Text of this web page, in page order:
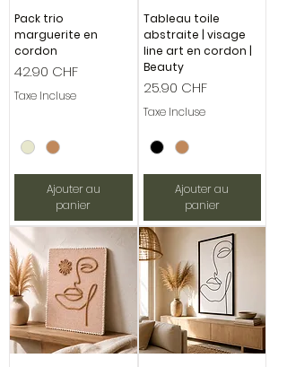
Pack trio
marguerite en
cordon
Prix
42.90 CHF
Taxe Incluse
Ajouter au
panier
Tableau toile
abstraite | visage
line art en cordon |
Beauty
Prix
25.90 CHF
Taxe Incluse
Ajouter au
panier